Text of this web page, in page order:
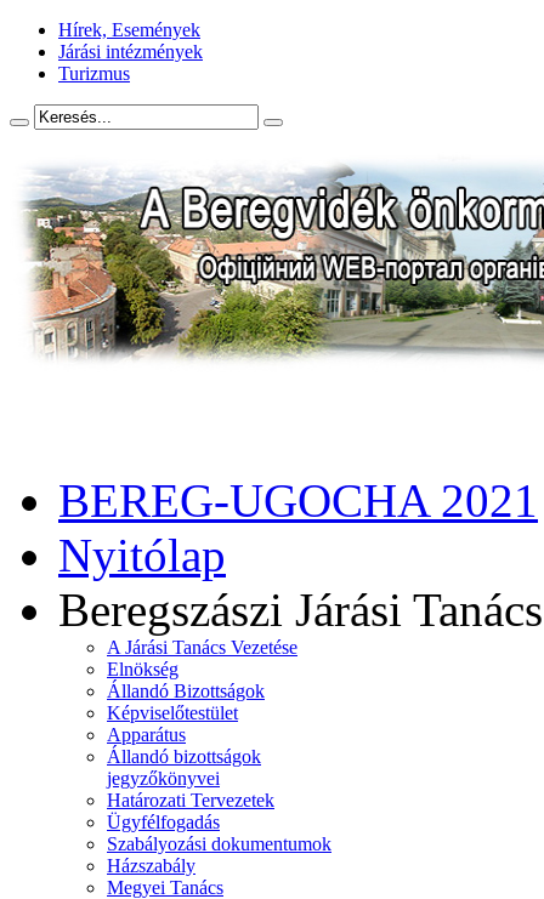
Hírek, Események
Járási intézmények
Turizmus
BEREG-UGOCHA 2021
Nyitólap
Beregszászi Járási Tanács
A Járási Tanács Vezetése
Elnökség
Állandó Bizottságok
Képviselőtestület
Apparátus
Állandó bizottságok
jegyzőkönyvei
Határozati Tervezetek
Ügyfélfogadás
Szabályozási dokumentumok
Házszabály
Megyei Tanács